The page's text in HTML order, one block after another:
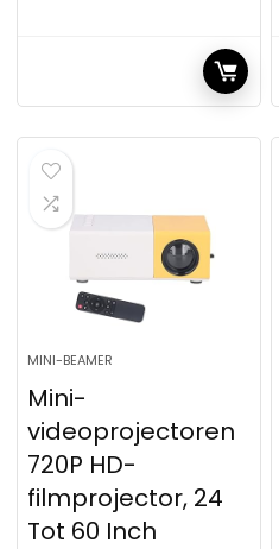
MINI-BEAMER
Mini-
videoprojectoren
720P HD-
filmprojector, 24
Tot 60 Inch